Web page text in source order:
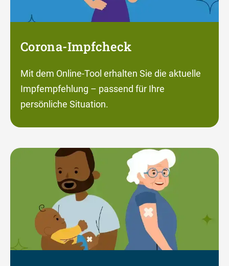
Corona-Impfcheck
Mit dem Online-Tool erhalten Sie die aktuelle
Impfempfehlung – passend für Ihre
persönliche Situation.